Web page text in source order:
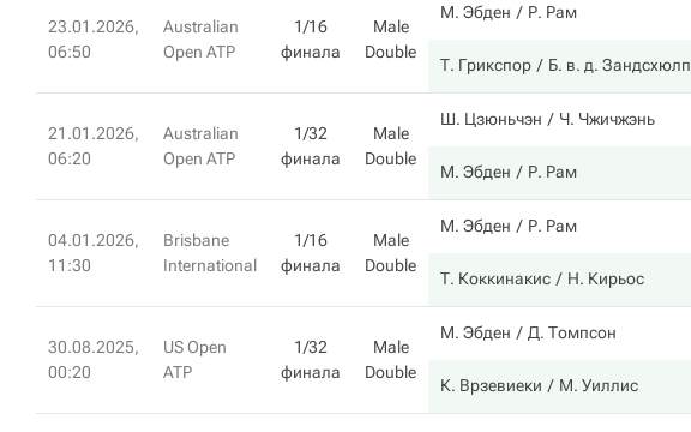
23.01.2026,
06:50
Australian
Open ATP
1/16
финала
Male
Double
М. Эбден Р. Рам
Т. Грикспор Б. в. д. Зандсхюлп
21.01.2026,
06:20
Australian
Open ATP
1/32
финала
Male
Double
Ш. Цзюньчэн Ч. Чжичжэнь
М. Эбден Р. Рам
04.01.2026,
11:30
Brisbane
International
1/16
финала
Male
Double
М. Эбден Р. Рам
Т. Коккинакис Н. Кирьос
30.08.2025,
00:20
US Open
ATP
1/32
финала
Male
Double
М. Эбден Д. Томпсон
К. Врзевиеки М. Уиллис